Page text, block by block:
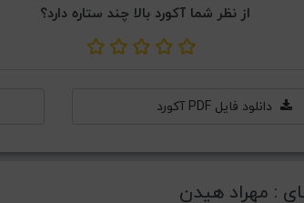
از نظر شما آکورد بالا چند ستاره دارد؟
: مهراد هیدن